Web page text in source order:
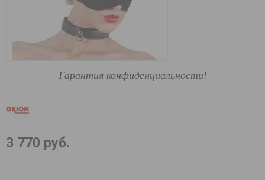
Гарантия конфиденциальности!
3 770 руб.